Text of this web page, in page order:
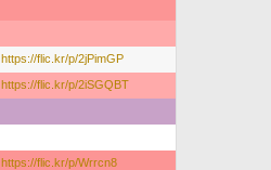
https://flic.kr/p/2jPimGP
https://flic.kr/p/2iSGQBT
https://flic.kr/p/Wrrcn8